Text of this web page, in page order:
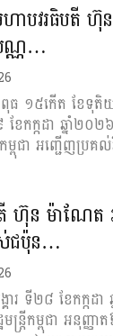
មហាបវរធិប
ណ្ណ…
ពុធ ១៥កើត ខែទុ
ែកក្កដា ឆ្នាំ២០
ម្ពុជា អញ្ជើញប្រ
ហ៊ុន ម៉ាណែត
ជប៉ុន…
គារ ទី២៨ ខែកក្ក
ន្ត្រីកម្ពុជា អនុញ្